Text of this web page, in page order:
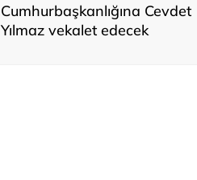
Cumhurbaşkanlığına Cevdet
Yılmaz vekalet edecek